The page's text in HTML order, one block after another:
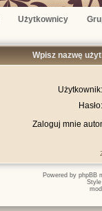
Użytkownicy
Wpisz nazwę
Użytkownik:
Hasło:
Zaloguj mnie
Powered by phpBB